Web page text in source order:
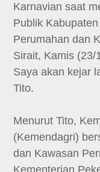
Karnavian saat
Publik
Perumahan dan
Sirait, Kamis (23/
Saya akan kejar
Tito.
Menurut Tito,
(Kemendagri)
dan Kawasan
Kementerian